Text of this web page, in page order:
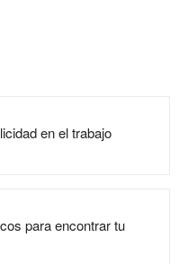
en el trabajo
para encontrar tu